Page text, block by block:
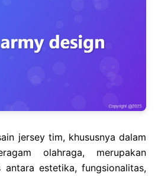
jersey tim, khususnya dalam
olahraga, merupakan
antara estetika, fungsionalitas,